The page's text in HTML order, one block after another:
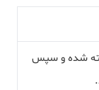
شده و سپس